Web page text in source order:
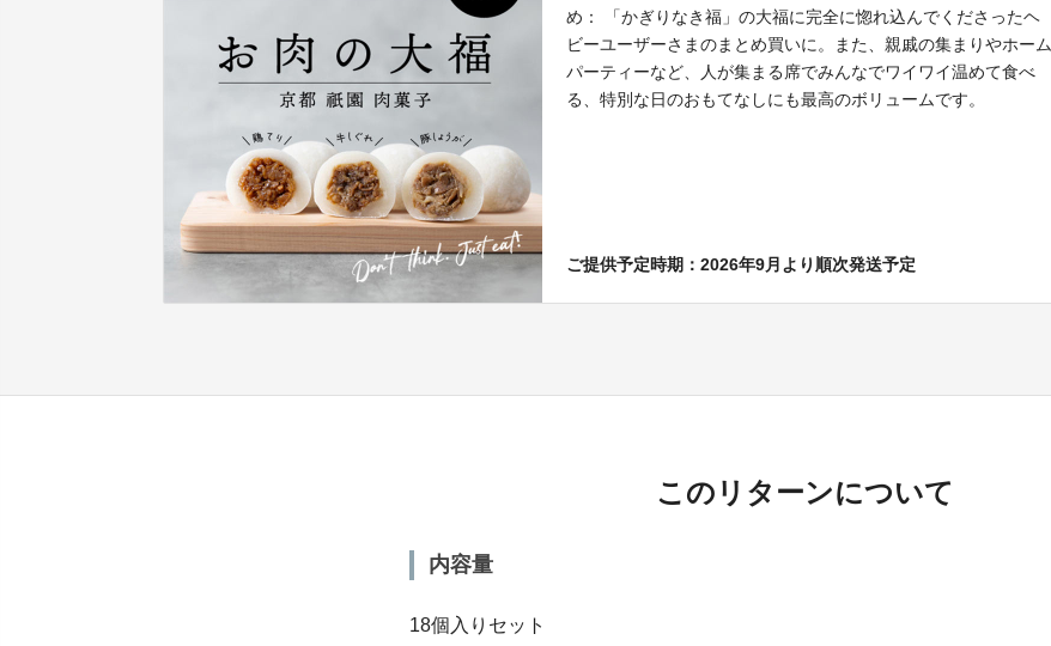
め： 「かぎりなき福」の大福に完全に惚れ込んでくださったヘ
ビーユーザーさまのまとめ買いに。また、親戚の集まりやホーム
パーティーなど、人が集まる席でみんなでワイワイ温めて食べ
る、特別な日のおもてなしにも最高のボリュームです。
ご提供予定時期：2026年9月より順次発送予定
このリターンについて
内容量
18個入りセット